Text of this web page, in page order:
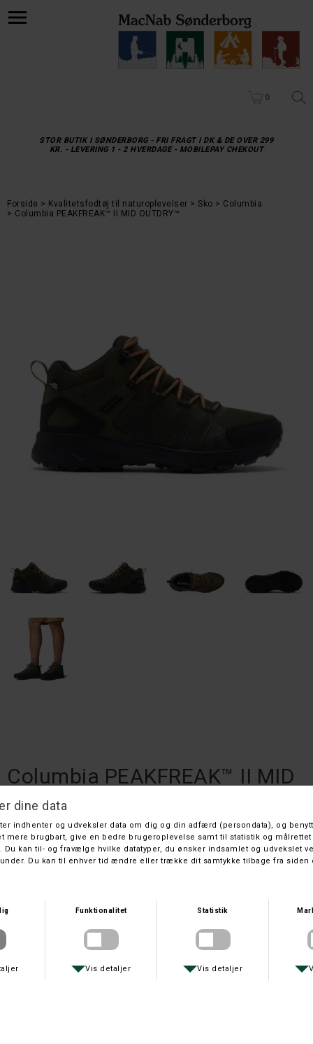
0
STOR BUTIK I SØNDERBORG - FRI FRAGT I DK & DE OVER 299
KR. - LEVERING 1 - 2 HVERDAGE - MOBILEPAY CHEKOUT
Forside Kvalitetsfodtøj til naturoplevelser Sko
Columbia
Columbia PEAKFREAK™ II MID OUTDRY™
Columbia PEAKFREAK™ II MID
OUTDRY™
Columbia
DKK 1.299,-
På lager
Farve